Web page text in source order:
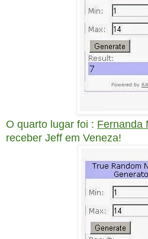
O quarto lugar foi : Fernanda
receber Jeff em Veneza!